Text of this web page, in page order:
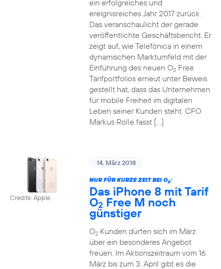
ein erfolgreiches und
ereignisreiches Jahr 2017 zurück.
Das veranschaulicht der gerade
veröffentlichte Geschäftsbericht. Er
zeigt auf, wie Telefónica in einem
dynamischen Marktumfeld mit der
Einführung des neuen O2Free
Tarifportfolios erneut unter Beweis
gestellt hat, dass das Unternehmen
für mobile Freiheit im digitalen
Leben seiner Kunden steht. CFO
Markus Rolle fasst […]
Credits: Apple
14. März 2018
NUR FÜR KURZE ZEIT BEI O2:
Das iPhone 8 mit Tarif
O2 Free M noch
günstiger
O2Kunden dürfen sich im März
über ein besonderes Angebot
freuen. Im Aktionszeitraum vom 16.
März bis zum 3. April gibt es die